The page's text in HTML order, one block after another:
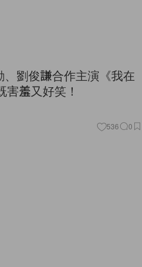
劉俊謙合作主演《我在
羞又好笑！
536 0